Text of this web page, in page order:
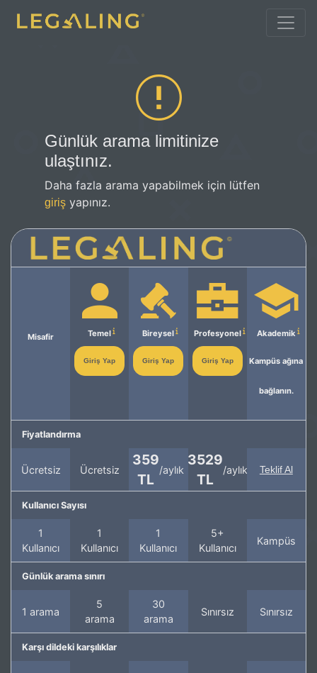
Günlük arama limitinize
ulaştınız.
Daha fazla arama yapabilmek için lütfen
giriş yapınız.
Misafir Temel
Giriş Yap
Bireysel
Giriş Yap
Profesyonel
Giriş Yap
Akademik
Kampüs ağına
bağlanın.
Fiyatlandırma
Ücretsiz Ücretsiz
359
TL
/aylık
3529
TL
/aylık Teklif Al
Kullanıcı Sayısı
1
Kullanıcı
1
Kullanıcı
1
Kullanıcı
5+
Kullanıcı
Kampüs
Günlük arama sınırı
1 arama
5
arama
30
arama
Sınırsız Sınırsız
Karşı dildeki karşılıklar